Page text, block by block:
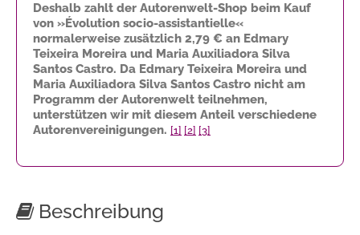
Deshalb zahlt der Autorenwelt-Shop beim Kauf
von »Évolution socio-assistantielle«
normalerweise zusätzlich 2,79 € an Edmary
Teixeira Moreira und Maria Auxiliadora Silva
Santos Castro. Da Edmary Teixeira Moreira und
Maria Auxiliadora Silva Santos Castro nicht am
Programm der Autorenwelt teilnehmen,
unterstützen wir mit diesem Anteil verschiedene
Autorenvereinigungen. [1] [2] [3]
Beschreibung